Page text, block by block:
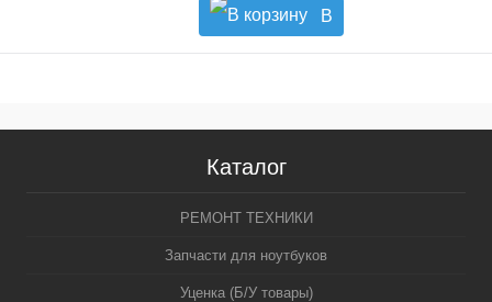
В
корзину
Каталог
РЕМОНТ ТЕХНИКИ
Запчасти для ноутбуков
Уценка (Б/У товары)